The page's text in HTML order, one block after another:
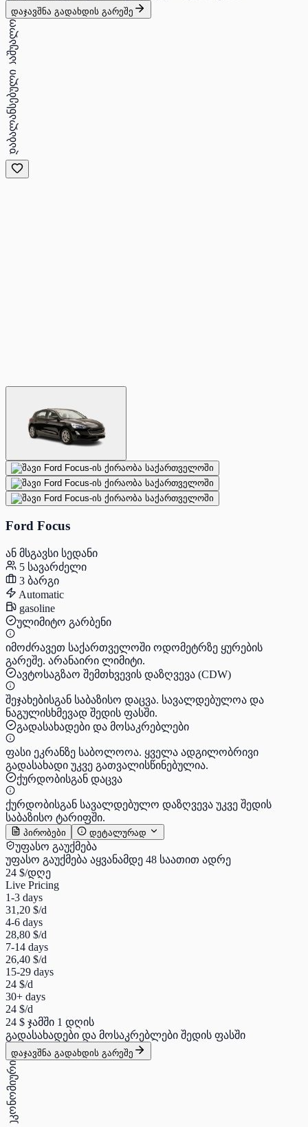
დაჯავშნა გადახდის გარეშე
საშუალო
დაბალანსებული
Ford Focus
ან მსგავსი სედანი
5 სავარძელი
3 ბარგი
Automatic
gasoline
ულიმიტო გარბენი
იმოძრავეთ საქართველოში ოდომეტრზე ყურების
გარეშე. არანაირი ლიმიტი.
ავტოსაგზაო შემთხვევის დაზღვევა (CDW)
შეჯახებისგან საბაზისო დაცვა. სავალდებულოა და
ნაგულისხმევად შედის ფასში.
გადასახადები და მოსაკრებლები
ფასი ეკრანზე საბოლოოა. ყველა ადგილობრივი
გადასახადი უკვე გათვალისწინებულია.
ქურდობისგან დაცვა
ქურდობისგან სავალდებულო დაზღვევა უკვე შედის
საბაზისო ტარიფში.
პირობები დეტალურად
უფასო გაუქმება
უფასო გაუქმება აყვანამდე 48 საათით ადრე
24 $/დღე
Live Pricing
1-3 days
31,20 $/d
4-6 days
28,80 $/d
7-14 days
26,40 $/d
15-29 days
24 $/d
30+ days
24 $/d
24 $ ჯამში 1 დღის
გადასახადები და მოსაკრებლები შედის ფასში
დაჯავშნა გადახდის გარეშე
ეკონომიური